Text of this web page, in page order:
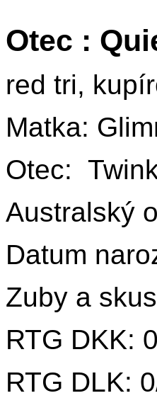
Otec :
red tri,
Matka:
Otec:
Australský
Datum
Zuby a
RTG DKK:
RTG DLK: